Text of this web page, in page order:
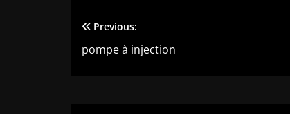
Navigation
Previous:
pompe à injection